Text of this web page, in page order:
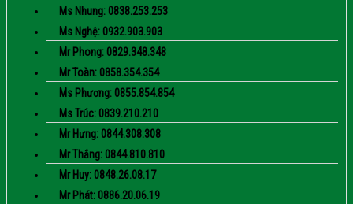
Ms Nhung: 0838.253.253
Ms Nghệ: 0932.903.903
Mr Phong: 0829.348.348
Mr Toàn: 0858.354.354
Ms Phương: 0855.854.854
Ms Trúc: 0839.210.210
Mr Hưng: 0844.308.308
Mr Thắng: 0844.810.810
Mr Huy: 0848.26.08.17
Mr Phát: 0886.20.06.19